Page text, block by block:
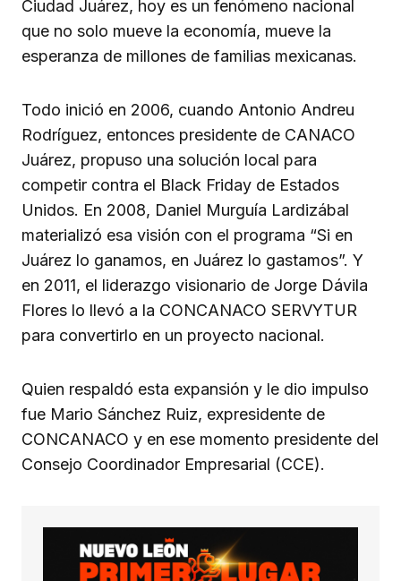
Ciudad Juárez, hoy es un fenómeno nacional
que no solo mueve la economía, mueve la
esperanza de millones de familias mexicanas.
Todo inició en 2006, cuando Antonio Andreu
Rodríguez, entonces presidente de CANACO
Juárez, propuso una solución local para
competir contra el Black Friday de Estados
Unidos. En 2008, Daniel Murguía Lardizábal
materializó esa visión con el programa “Si en
Juárez lo ganamos, en Juárez lo gastamos”. Y
en 2011, el liderazgo visionario de Jorge Dávila
Flores lo llevó a la CONCANACO SERVYTUR
para convertirlo en un proyecto nacional.
Quien respaldó esta expansión y le dio impulso
fue Mario Sánchez Ruiz, expresidente de
CONCANACO y en ese momento presidente del
Consejo Coordinador Empresarial (CCE).